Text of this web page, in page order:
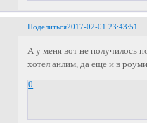
Поделиться2017-02-01 23:43:51
А у меня вот не получилось
хотел анлим, да еще и в
0